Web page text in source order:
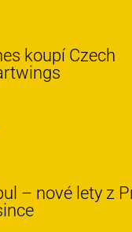
koupí Czech
– nové lety z